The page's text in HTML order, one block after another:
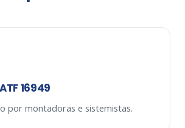
16949
por montadoras e sistemistas.